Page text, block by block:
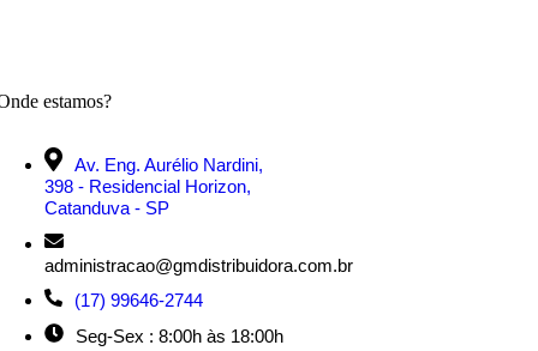
estamos?
Av. Eng. Aurélio Nardini,
398 - Residencial Horizon,
Catanduva - SP
administracao@gmdistribuidora.com.br
(17) 99646-2744
Seg-Sex : 8:00h às 18:00h